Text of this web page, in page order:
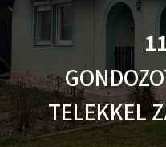
TELEKKEL